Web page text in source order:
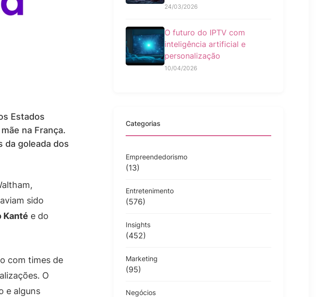
Estados
na França.
da goleada dos
sido
Kanté e do
com times de
O
e alguns
24/03/2026
O futuro do IPTV com
inteligência artificial e
personalização
10/04/2026
Categorias
Empreendedorismo
(13)
Entretenimento
(576)
Insights
(452)
Marketing
(95)
Negócios